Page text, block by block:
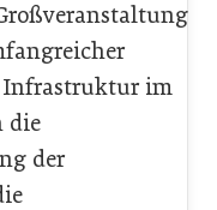
Infrastruktur im
die
der